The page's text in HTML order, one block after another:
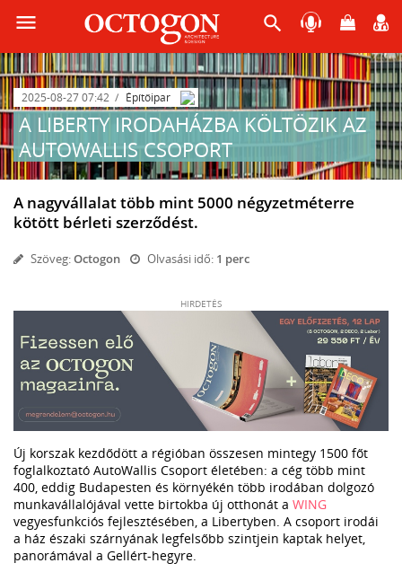
menu search
2025-08-27 07:42 Építőipar
A LIBERTY IRODAHÁZBA KÖLTÖZIK AZ
AUTOWALLIS CSOPORT
A nagyvállalat több mint 5000 négyzetméterre
kötött bérleti szerződést.
Szöveg:Octogon Olvasási idő: 1 perc
HIRDETÉS
Új korszak kezdődött a régióban összesen mintegy 1500 főt
foglalkoztató AutoWallis Csoport életében: a cég több mint
400, eddig Budapesten és környékén több irodában dolgozó
munkavállalójával vette birtokba új otthonát a WING
vegyesfunkciós fejlesztésében, a Libertyben. A csoport irodái
a ház északi szárnyának legfelsőbb szintjein kaptak helyet,
panorámával a Gellért-hegyre.